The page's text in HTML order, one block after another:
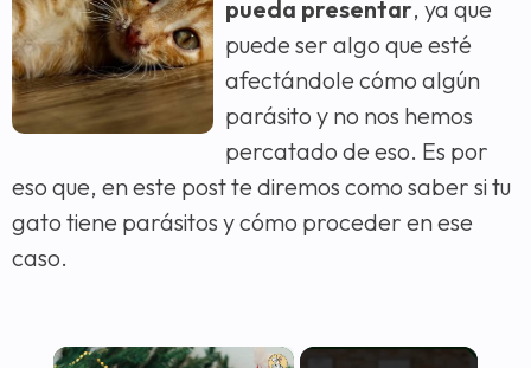
pueda presentar, ya que
puede ser algo que esté
afectándole cómo algún
parásito y no nos hemos
percatado de eso. Es por
eso que, en este post te diremos como saber si tu
gato tiene parásitos y cómo proceder en ese
caso.
×